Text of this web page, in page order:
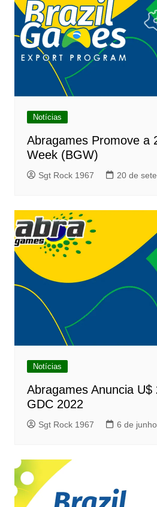
Notícias
Abragames Promove a
Week (BGW)
Sgt Rock 1967 20 de
Notícias
Abragames Anuncia U$
GDC 2022
Sgt Rock 1967 6 de